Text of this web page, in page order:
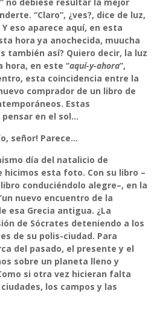
“Claro”, ¿ves?, dice de luz,
eso aparece aquí, en esta
hora ya anochecida, muucha
también así? Quiero decir, la luz
hora, en este “aquí-y-ahora”,
esta coincidencia entre la
comprador de un libro de
Estas
en el sol…
señor! Parece…
día del natalicio de
hicimos esta foto. Con su libro –
conduciéndolo alegre–, en la
nuevo encuentro de la
esa Grecia antigua. ¿La
de Sócrates deteniendo a los
de su polis-ciudad. Para
del pasado, el presente y el
sobre un planeta lleno y
si otra vez hicieran falta
los campos y las